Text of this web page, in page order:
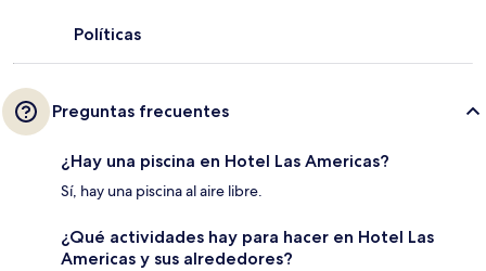
Políticas
Preguntas frecuentes
¿Hay una piscina en Hotel Las Americas?
Sí, hay una piscina al aire libre.
¿Qué actividades hay para hacer en Hotel Las
Americas y sus alrededores?